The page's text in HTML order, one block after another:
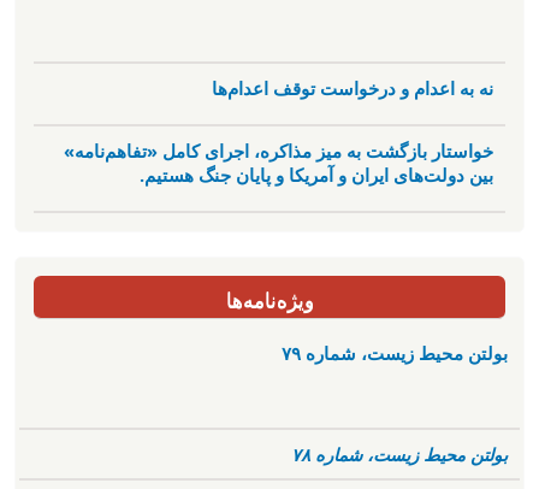
نه به اعدام و درخواست توقف اعدام‌ها
خواستار بازگشت به میز مذاکره، اجرای کامل «تفاهم‌نامه»
بین دولت‌های ایران و آمریکا و پایان جنگ هستیم.
ویژه‌نامه‌ها
بولتن محیط زیست، شماره ۷۹
بولتن محیط زیست، شماره ۷۸